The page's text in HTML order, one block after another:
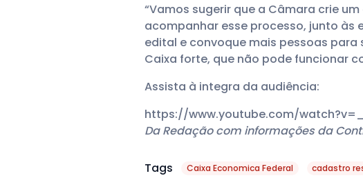
“Vamos sugerir que a Câmara crie
acompanhar esse processo, junto às
edital e convoque mais pessoas para
Caixa forte, que não pode funcionar
Assista à integra da audiência:
https://www.youtube.com/
Da Redação com informações da
Tags Caixa Economica Federal cadastro